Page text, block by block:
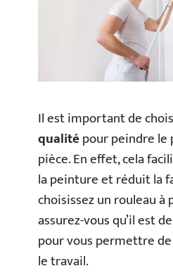
Il est important de
qualitépour peindre le
pièce. En effet, cela
la peinture et réduit la
choisissez un rouleau
assurez-vous qu’il est
pour vous permettre
le travail.